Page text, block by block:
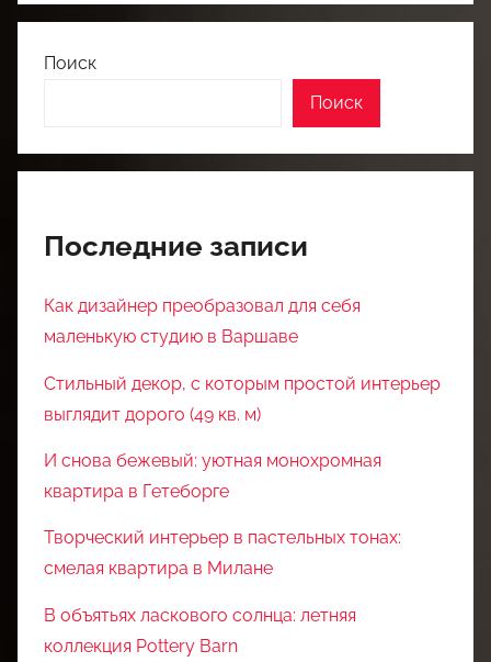
Поиск
Поиск
Последние записи
Как дизайнер преобразовал для себя
маленькую студию в Варшаве
Стильный декор, с которым простой интерьер
выглядит дорого (49 кв. м)
И снова бежевый: уютная монохромная
квартира в Гетеборге
Творческий интерьер в пастельных тонах:
смелая квартира в Милане
В объятьях ласкового солнца: летняя
коллекция Pottery Barn